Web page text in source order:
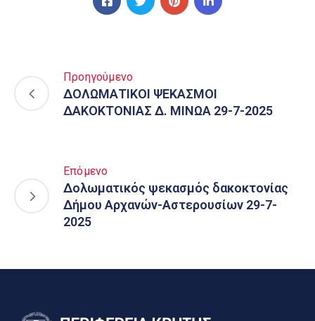
Προηγούμενο
ΔΟΛΩΜΑΤΙΚΟΙ ΨΕΚΑΣΜΟΙ
ΔΑΚΟΚΤΟΝΙΑΣ Δ. ΜΙΝΩΑ 29-7-2025
Επόμενο
Δολωματικός ψεκασμός δακοκτονίας
Δήμου Αρχανών-Αστερουσίων 29-7-
2025